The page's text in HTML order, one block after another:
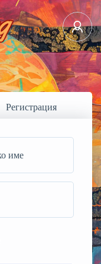
Регистрация